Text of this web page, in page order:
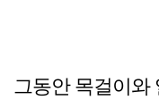
그동안 목걸이와